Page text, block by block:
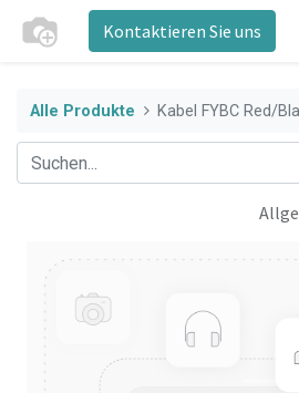
Kontaktieren Sie uns
Alle Produkte Kabel FYBC Red/